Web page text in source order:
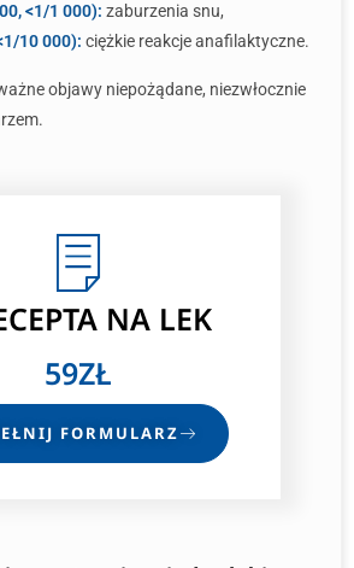
<1/1 000): zaburzenia snu,
10 000): ciężkie reakcje anafilaktyczne.
objawy niepożądane, niezwłocznie
NA LEK
59ZŁ
FORMULARZ